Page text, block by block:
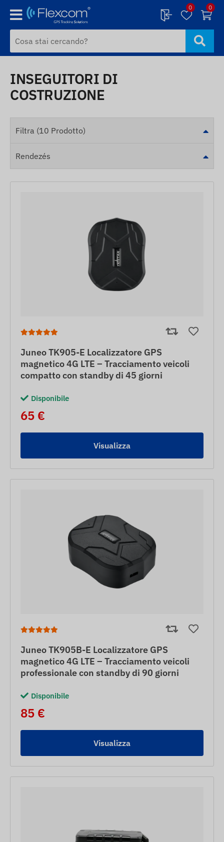
0 0
INSEGUITORI DI
COSTRUZIONE
Filtra (10 Prodotto)
Rendezés
Juneo TK905-E Localizzatore GPS
magnetico 4G LTE – Tracciamento veicoli
compatto con standby di 45 giorni
Disponibile
65 €
Visualizza
Juneo TK905B-E Localizzatore GPS
magnetico 4G LTE – Tracciamento veicoli
professionale con standby di 90 giorni
Disponibile
85 €
Visualizza